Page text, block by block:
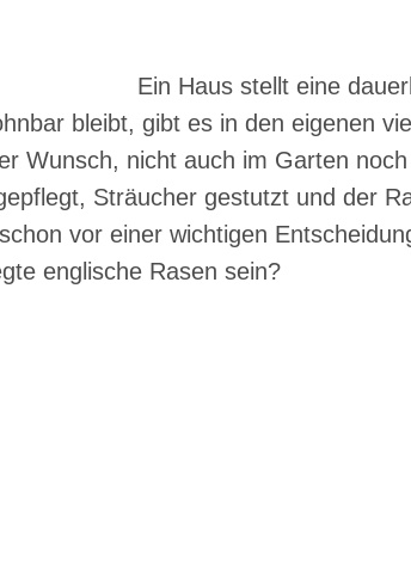
Ein Haus stellt eine
bleibt, gibt es in den eigenen
Wunsch, nicht auch im Garten
Sträucher gestutzt und der
vor einer wichtigen
englische Rasen sein?